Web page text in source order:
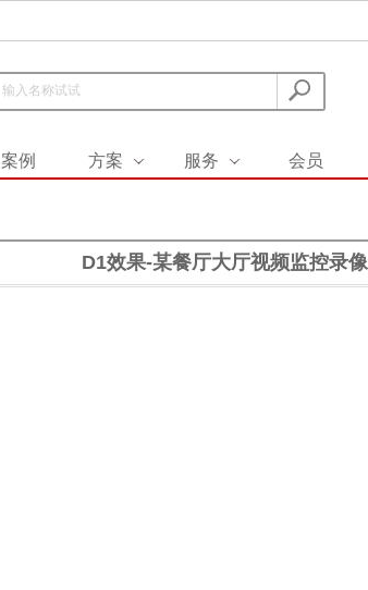
案例 方案 服务 会员
D1效果-某餐厅大厅视频监控录